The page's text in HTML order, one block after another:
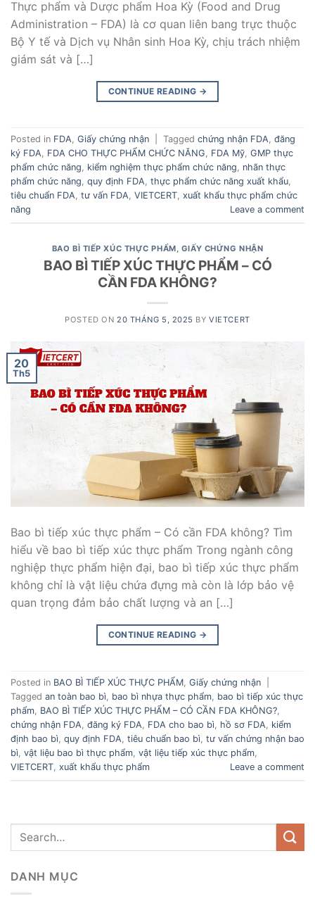
Thực phẩm và Dược phẩm Hoa Kỳ (Food and Drug
Administration – FDA) là cơ quan liên bang trực thuộc
Bộ Y tế và Dịch vụ Nhân sinh Hoa Kỳ, chịu trách nhiệm
giám sát và […]
CONTINUE READING →
Posted in FDA, Giấy chứng nhận Tagged chứng nhận FDA, đăng
ký FDA, FDA CHO THỰC PHẨM CHỨC NĂNG, FDA Mỹ, GMP thực
phẩm chức năng, kiểm nghiệm thực phẩm chức năng, nhãn thực
phẩm chức năng, quy định FDA, thực phẩm chức năng xuất khẩu,
tiêu chuẩn FDA, tư vấn FDA, VIETCERT, xuất khẩu thực phẩm chức
năng
Leave a comment
BAO BÌ TIẾP XÚC THỰC PHẨM, GIẤY CHỨNG NHẬN
BAO BÌ TIẾP XÚC THỰC PHẨM – CÓ
CẦN FDA KHÔNG?
POSTED ON 20 THÁNG 5, 2025 BYVIETCERT
20
Th5
Bao bì tiếp xúc thực phẩm – Có cần FDA không? Tìm
hiểu về bao bì tiếp xúc thực phẩm Trong ngành công
nghiệp thực phẩm hiện đại, bao bì tiếp xúc thực phẩm
không chỉ là vật liệu chứa đựng mà còn là lớp bảo vệ
quan trọng đảm bảo chất lượng và an […]
CONTINUE READING →
Posted in BAO BÌ TIẾP XÚC THỰC PHẨM, Giấy chứng nhận
Tagged an toàn bao bì, bao bì nhựa thực phẩm, bao bì tiếp xúc thực
phẩm, BAO BÌ TIẾP XÚC THỰC PHẨM – CÓ CẦN FDA KHÔNG?,
chứng nhận FDA, đăng ký FDA, FDA cho bao bì, hồ sơ FDA, kiểm
định bao bì, quy định FDA, tiêu chuẩn bao bì, tư vấn chứng nhận bao
bì, vật liệu bao bì thực phẩm, vật liệu tiếp xúc thực phẩm,
VIETCERT, xuất khẩu thực phẩm Leave a comment
DANH MỤC